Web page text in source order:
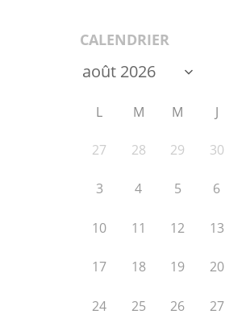
CALENDRIER
L M M J
27 28 29 30
3 4 5 6
10 11 12 13
17 18 19 20
24 25 26 27